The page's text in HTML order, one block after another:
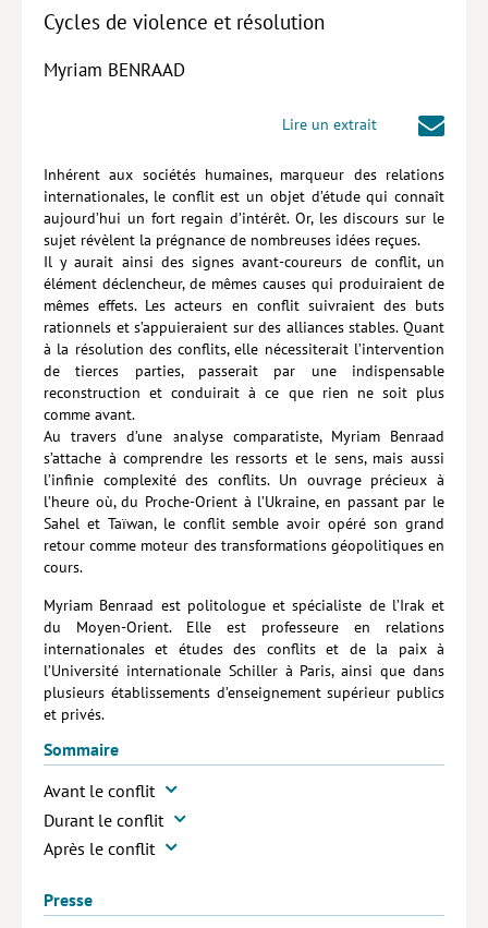
Idées reçues – Corporate
NEWSLETTER
POLITIQUE DE CONFIDENTIALITÉ
MENTIONS LÉGALES
POLITIQUE RELATIVE AUX COOKIES
Cycles de violence et résolution
Myriam BENRAAD
Lire un extrait
Inhérent aux sociétés humaines, marqueur des relations
internationales, le conflit est un objet d’étude qui connaît
aujourd’hui un fort regain d’intérêt. Or, les discours sur le
sujet révèlent la prégnance de nombreuses idées reçues.
Il y aurait ainsi des signes avant-coureurs de conflit, un
élément déclencheur, de mêmes causes qui produiraient de
mêmes effets. Les acteurs en conflit suivraient des buts
rationnels et s’appuieraient sur des alliances stables. Quant
à la résolution des conflits, elle nécessiterait l’intervention
de tierces parties, passerait par une indispensable
reconstruction et conduirait à ce que rien ne soit plus
comme avant.
Au travers d’une analyse comparatiste, Myriam Benraad
s’attache à comprendre les ressorts et le sens, mais aussi
l’infinie complexité des conflits. Un ouvrage précieux à
l’heure où, du Proche-Orient à l’Ukraine, en passant par le
Sahel et Taïwan, le conflit semble avoir opéré son grand
retour comme moteur des transformations géopolitiques en
cours.
Myriam Benraad est politologue et spécialiste de l’Irak et
du Moyen-Orient. Elle est professeure en relations
internationales et études des conflits et de la paix à
l’Université internationale Schiller à Paris, ainsi que dans
plusieurs établissements d’enseignement supérieur publics
et privés.
Sommaire
Avant le conflit
Durant le conflit
Après le conflit
Presse